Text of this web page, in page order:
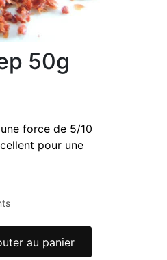
50g
force de 5/10
pour une
au panier